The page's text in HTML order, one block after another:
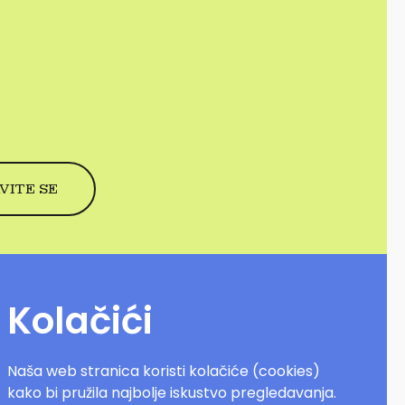
Kolačići
Naša web stranica koristi kolačiće (cookies)
kako bi pružila najbolje iskustvo pregledavanja.